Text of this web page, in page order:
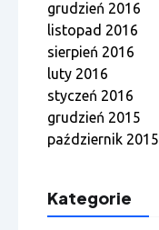
grudzień 2016
listopad 2016
sierpień 2016
luty 2016
styczeń 2016
grudzień 2015
październik 2015
Kategorie